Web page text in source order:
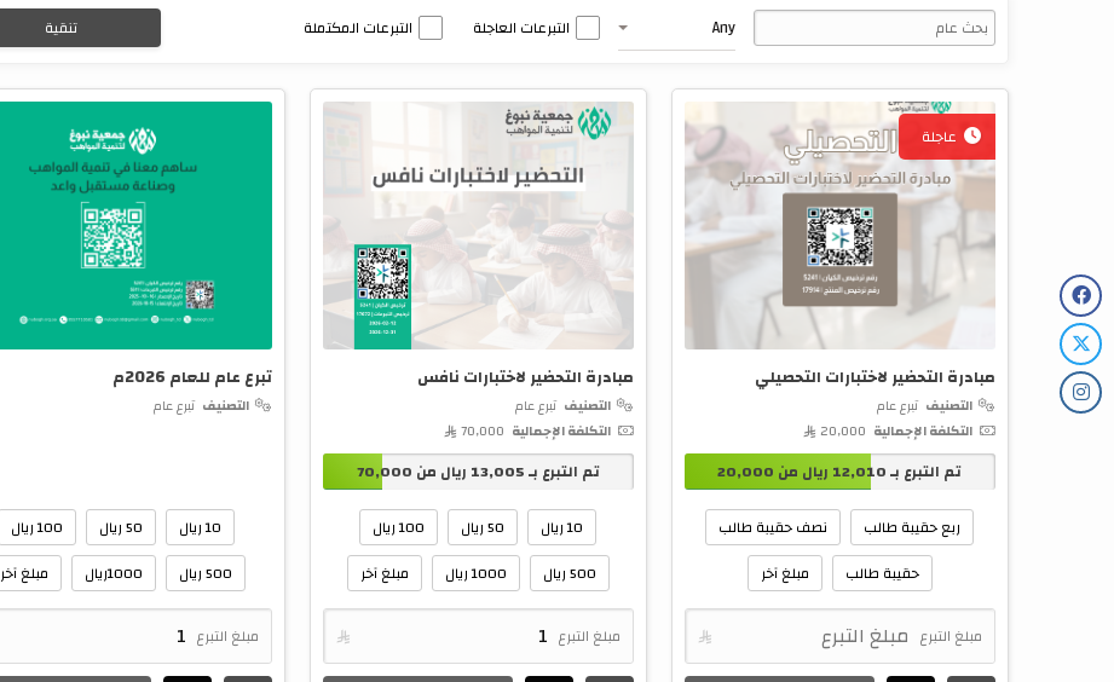
Any التبرعات العاجلة التبرعات المكتملة تنقية
عاجلة
مبادرة التحضير لاختبارات التحصيلي
التصنيف تبرع عام
التكلفة الإجمالية
تم التبرع بـ12,010 ريال من 20,000
ربع حقيبة طالب
نصف حقيبة طالب
حقيبة طالب
مبلغ آخر
مبلغ التبرع 
مبادرة التحضير لاختبارات نافس
التصنيف تبرع عام
التكلفة الإجمالية
تم التبرع بـ13,005 ريال من 70,000
10 ريال 50 ريال
100 ريال
500 ريال
1000 ريال مبلغ آخر
مبلغ التبرع 
تبرع عام للعام 2026م
التصنيف تبرع عام
10 ريال 50 ريال
100 ريال
500 ريال
1000ريال مبلغ آخر
مبلغ التبرع